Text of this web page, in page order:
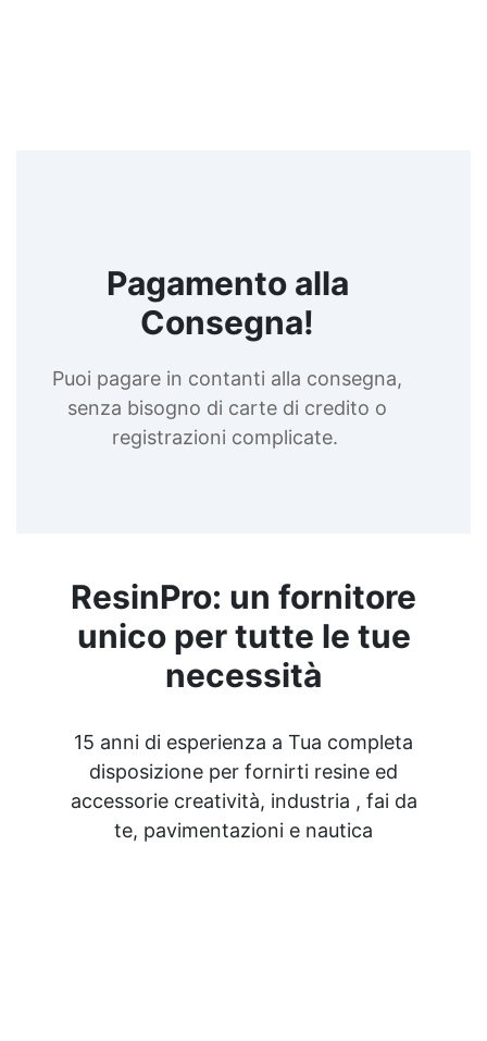
Pagamento alla
Consegna!
Puoi pagare in contanti alla consegna,
senza bisogno di carte di credito o
registrazioni complicate.
ResinPro: un fornitore
unico per tutte le tue
necessità
15 anni di esperienza a Tua completa
disposizione per fornirti resine ed
accessorie creatività, industria , fai da
te, pavimentazioni e nautica